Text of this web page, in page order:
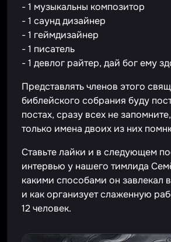
- 1 музыкальны композитор
- 1 саунд дизайнер
- 1 геймдизайнер
- 1 писатель
- 1 девлог райтер, дай бог ему
Представлять членов этого
библейского собрания буду
постах, сразу всех не
только имена двоих из них
Ставьте лайки и в следующем
интервью у нашего тимлида
какими способами он завлекал
и как организует слаженную
12 человек.